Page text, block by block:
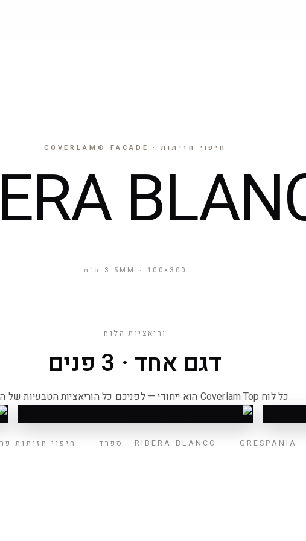
חיפוי חזיתות · COVERLAM® FACADE
3.5MM · 100×300 ס״מ
וריאציות הלוח
דגם אחד · 3 פנים
כל לוח Coverlam Top הוא ייחודי — לפניכם כל הוריאציות הטבעיות של הדגם.
RIBERA BLANCO · GRESPANIA · ספרד · חיפוי חזיתות